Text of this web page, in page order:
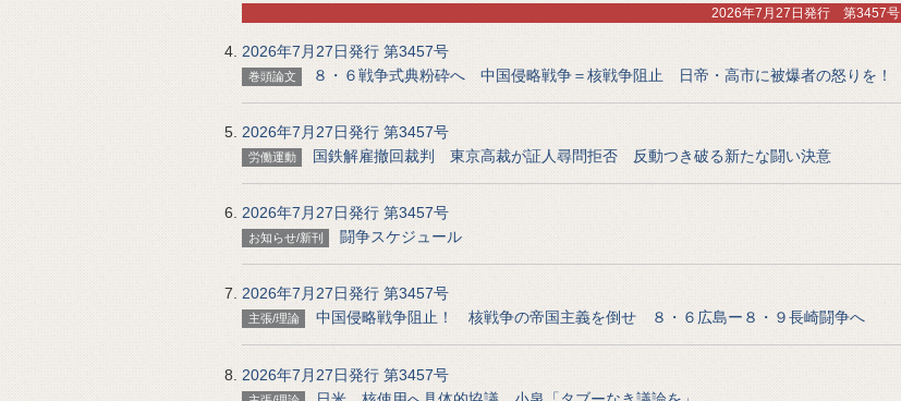
2026年7月27日発行 第3457号
2026年7月27日発行 第3457号
巻頭論文 ８・６戦争式典粉砕へ 中国侵略戦争＝核戦争阻止 日帝・高市に被爆者の怒りを！
2026年7月27日発行 第3457号
労働運動 国鉄解雇撤回裁判 東京高裁が証人尋問拒否 反動つき破る新たな闘い決意
2026年7月27日発行 第3457号
お知らせ/新刊 闘争スケジュール
2026年7月27日発行 第3457号
主張/理論 中国侵略戦争阻止！ 核戦争の帝国主義を倒せ ８・６広島ー８・９長崎闘争へ
2026年7月27日発行 第3457号